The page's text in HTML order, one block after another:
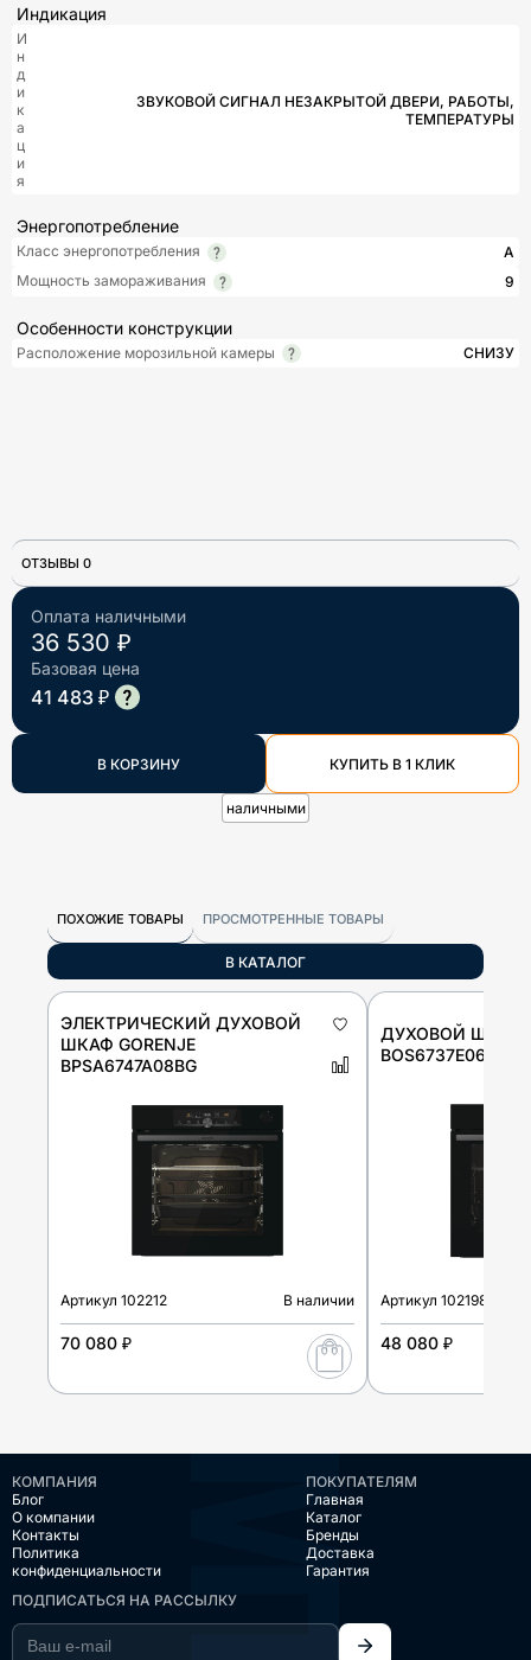
Оплата наличными
36 530 ₽
Базовая цена
41 483 ₽
В КОРЗИНУ КУПИТЬ В 1 КЛИК
наличными
Индикация
И
н
д
и
к
а
ц
и
я
ЗВУКОВОЙ СИГНАЛ НЕЗАКРЫТОЙ ДВЕРИ, РАБОТЫ,
ТЕМПЕРАТУРЫ
Энергопотребление
Класс энергопотребления
A
Мощность замораживания
9
Особенности конструкции
Расположение морозильной камеры СНИЗУ
ОТЗЫВЫ 0
ПОХОЖИЕ ТОВАРЫ ПРОСМОТРЕННЫЕ ТОВАРЫ
В КАТАЛОГ
ЭЛЕКТРИЧЕСКИЙ ДУХОВОЙ
ШКАФ GORENJE
BPSA6747A08BG
Артикул 102212 В наличии
70 080 ₽
ДУХОВОЙ ШКАФ
BOS6737E06FBG
Артикул 102198
48 080 ₽
КОМПАНИЯ
Блог
О компании
Контакты
Политика
конфиденциальности
ПОКУПАТЕЛЯМ
Главная
Каталог
Бренды
Доставка
Гарантия
ПОДПИСАТЬСЯ НА РАССЫЛКУ